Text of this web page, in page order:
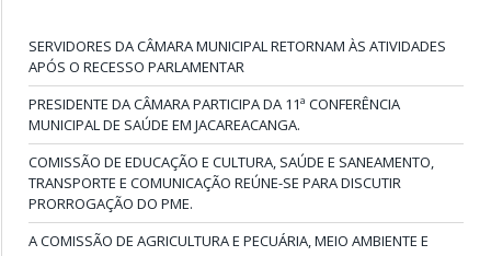
SERVIDORES DA CÂMARA MUNICIPAL RETORNAM ÀS ATIVIDADES
APÓS O RECESSO PARLAMENTAR
PRESIDENTE DA CÂMARA PARTICIPA DA 11ª CONFERÊNCIA
MUNICIPAL DE SAÚDE EM JACAREACANGA.
COMISSÃO DE EDUCAÇÃO E CULTURA, SAÚDE E SANEAMENTO,
TRANSPORTE E COMUNICAÇÃO REÚNE-SE PARA DISCUTIR
PRORROGAÇÃO DO PME.
A COMISSÃO DE AGRICULTURA E PECUÁRIA, MEIO AMBIENTE E